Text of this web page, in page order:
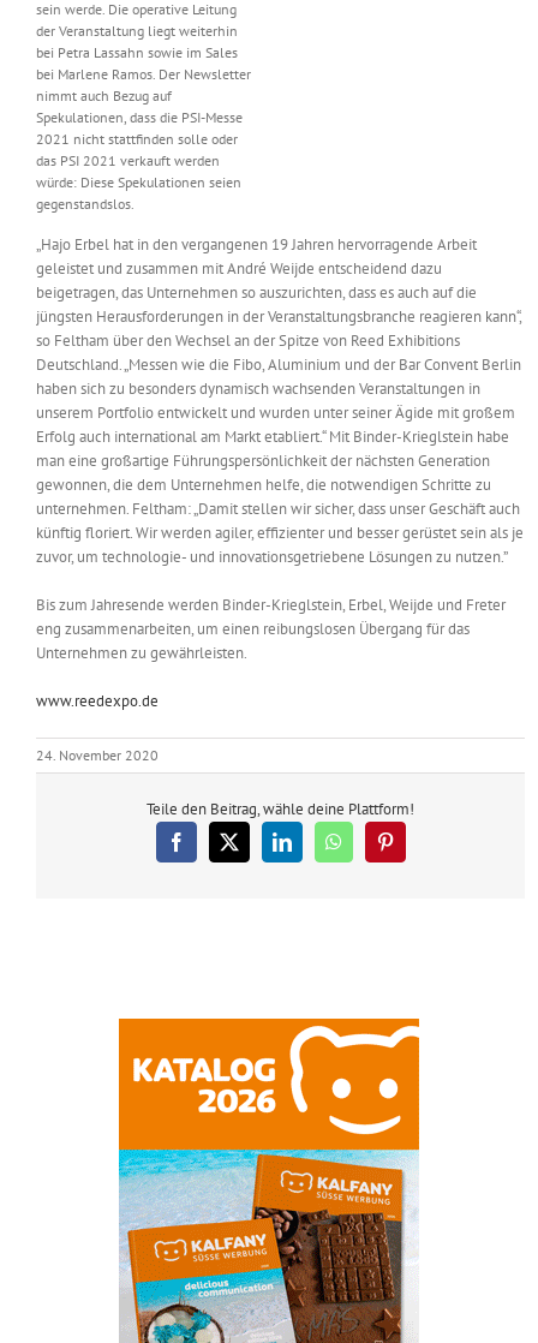
sein werde. Die operative Leitung
der Veranstaltung liegt weiterhin
bei Petra Lassahn sowie im Sales
bei Marlene Ramos. Der Newsletter
nimmt auch Bezug auf
Spekulationen, dass die PSI-Messe
2021 nicht stattfinden solle oder
das PSI 2021 verkauft werden
würde: Diese Spekulationen seien
gegenstandslos.
„Hajo Erbel hat in den vergangenen 19 Jahren hervorragende Arbeit
geleistet und zusammen mit André Weijde entscheidend dazu
beigetragen, das Unternehmen so auszurichten, dass es auch auf die
jüngsten Herausforderungen in der Veranstaltungsbranche reagieren kann“,
so Feltham über den Wechsel an der Spitze von Reed Exhibitions
Deutschland. „Messen wie die Fibo, Aluminium und der Bar Convent Berlin
haben sich zu besonders dynamisch wachsenden Veranstaltungen in
unserem Portfolio entwickelt und wurden unter seiner Ägide mit großem
Erfolg auch international am Markt etabliert.“ Mit Binder-Krieglstein habe
man eine großartige Führungspersönlichkeit der nächsten Generation
gewonnen, die dem Unternehmen helfe, die notwendigen Schritte zu
unternehmen. Feltham: „Damit stellen wir sicher, dass unser Geschäft auch
künftig floriert. Wir werden agiler, effizienter und besser gerüstet sein als je
zuvor, um technologie- und innovationsgetriebene Lösungen zu nutzen.”
Bis zum Jahresende werden Binder-Krieglstein, Erbel, Weijde und Freter
eng zusammenarbeiten, um einen reibungslosen Übergang für das
Unternehmen zu gewährleisten.
www.reedexpo.de
24. November 2020
Teile den Beitrag, wähle deine Plattform!
Facebook
X LinkedInWhatsAppPinterest